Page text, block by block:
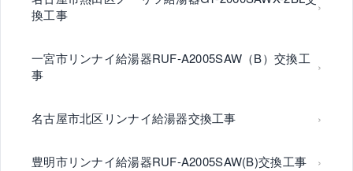
換工事
一宮市リンナイ給湯器RUF-A2005SAW（B）交換工
事
名古屋市北区リンナイ給湯器交換工事
豊明市リンナイ給湯器RUF-A2005SAW(B)交換工事